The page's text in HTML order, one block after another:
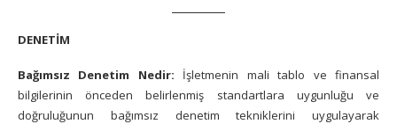
DENETİM
Bağımsız Denetim Nedir: İşletmenin mali tablo ve finansal
bilgilerinin önceden belirlenmiş standartlara uygunluğu ve
doğruluğunun bağımsız denetim tekniklerini uygulayarak